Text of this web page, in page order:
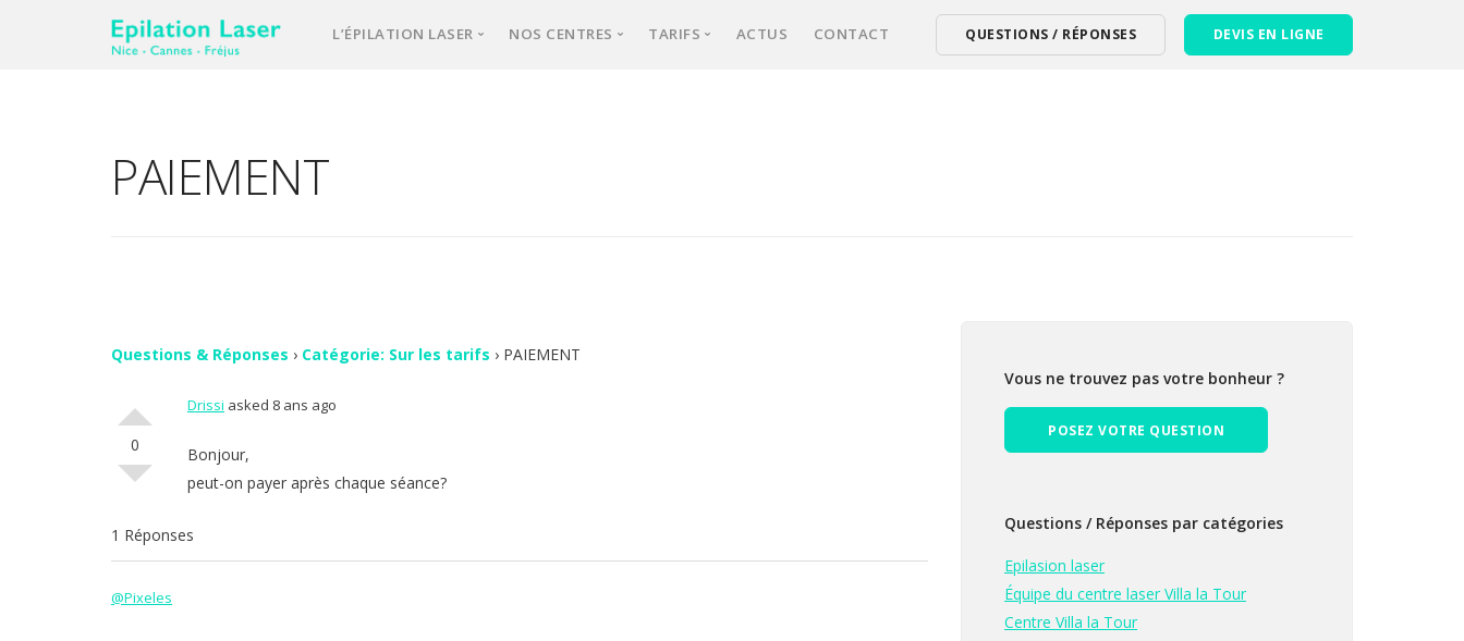
L’ÉPILATION LASER
Vos avis
NOS CENTRES TARIFS ACTUS CONTACT QUESTIONS / RÉPONSES DEVIS EN LIGNE
PAIEMENT
Questions & Réponses › Catégorie: Sur les tarifs › PAIEMENT
0
Drissi asked 8 ans ago
Bonjour,
peut-on payer après chaque séance?
1 Réponses
@Pixeles
Vous ne trouvez pas votre bonheur ?
POSEZ VOTRE QUESTION
Questions / Réponses par catégories
Epilasion laser
Équipe du centre laser Villa la Tour
Centre Villa la Tour